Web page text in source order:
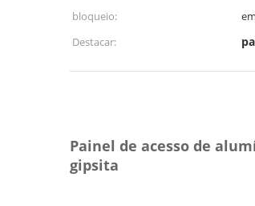
bloqueio:
Destacar:
Painel de acesso de
gipsita